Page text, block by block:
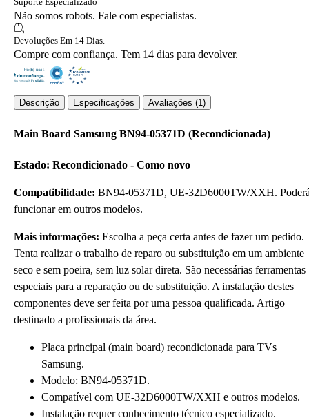
Não somos robots. Fale com especialistas.
Devoluções Em 14 Dias.
Compre com confiança. Tem 14 dias para devolver.
Descrição Especificações Avaliações (1)
Main Board Samsung BN94-05371D (Recondicionada)
Estado: Recondicionado - Como novo
Compatibilidade: BN94-05371D, UE-32D6000TW/XXH.
funcionar em outros modelos.
Mais informações: Escolha a peça certa antes de fazer um pedido.
Tenta realizar o trabalho de reparo ou substituição em um ambiente
seco e sem poeira, sem luz solar direta. São necessárias ferramentas
especiais para a reparação ou de substituição. A instalação destes
componentes deve ser feita por uma pessoa qualificada. Artigo
destinado a profissionais da área.
Placa principal (main board) recondicionada para TVs
Samsung.
Modelo: BN94-05371D.
Compatível com UE-32D6000TW/XXH e outros modelos.
Instalação requer conhecimento técnico especializado.